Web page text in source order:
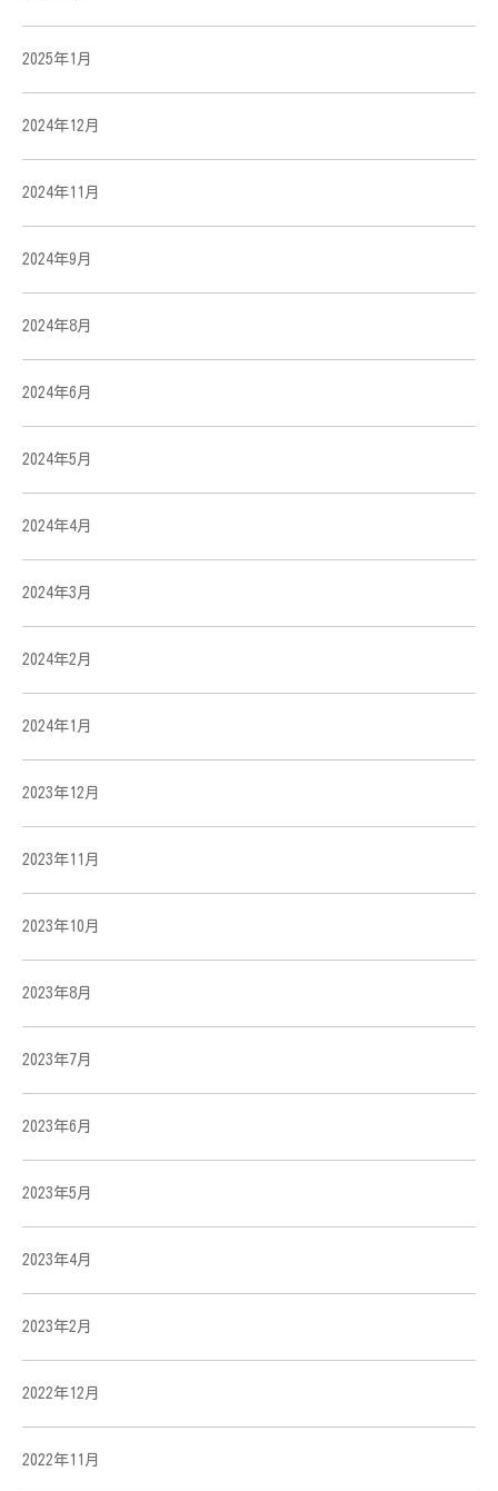
2025年1月
2024年12月
2024年11月
2024年9月
2024年8月
2024年6月
2024年5月
2024年4月
2024年3月
2024年2月
2024年1月
2023年12月
2023年11月
2023年10月
2023年8月
2023年7月
2023年6月
2023年5月
2023年4月
2023年2月
2022年12月
2022年11月